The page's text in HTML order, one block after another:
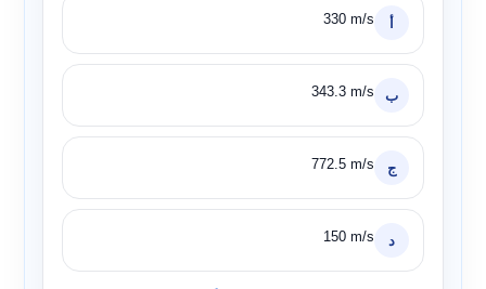
أ 330 m/s
ب 343.3 m/s
ج 772.5 m/s
د 150 m/s